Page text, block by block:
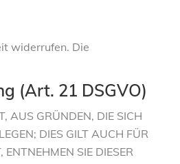
widerrufen. Die
(Art. 21 DSGVO)
AUS GRÜNDEN, DIE SICH
DIES GILT AUCH FÜR
SIE DIESER